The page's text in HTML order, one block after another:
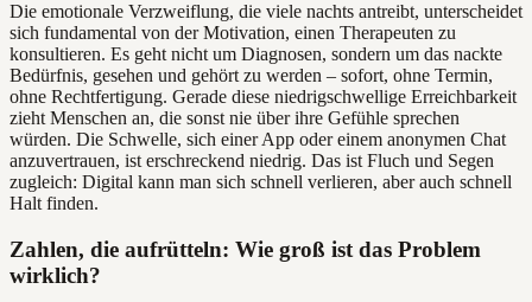
Die emotionale Verzweiflung, die viele nachts antreibt, unterscheidet
sich fundamental von der Motivation, einen Therapeuten zu
konsultieren. Es geht nicht um Diagnosen, sondern um das nackte
Bedürfnis, gesehen und gehört zu werden – sofort, ohne Termin,
ohne Rechtfertigung. Gerade diese niedrigschwellige Erreichbarkeit
zieht Menschen an, die sonst nie über ihre Gefühle sprechen
würden. Die Schwelle, sich einer App oder einem anonymen Chat
anzuvertrauen, ist erschreckend niedrig. Das ist Fluch und Segen
zugleich: Digital kann man sich schnell verlieren, aber auch schnell
Halt finden.
Zahlen, die aufrütteln: Wie groß ist das Problem
wirklich?